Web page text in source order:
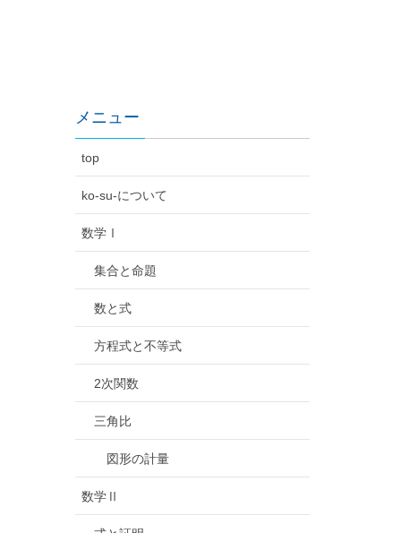
メニュー
top
ko-su-について
数学Ⅰ
集合と命題
数と式
方程式と不等式
2次関数
三角比
図形の計量
数学Ⅱ